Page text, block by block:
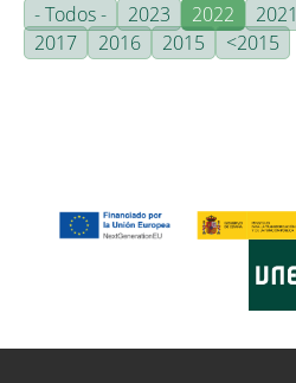
- Todos -
2023 2022 2021
2017
2016 2015 <2015